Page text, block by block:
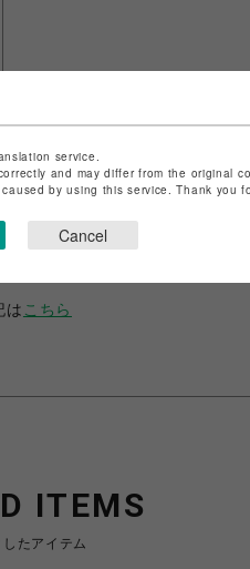
は こちら
ITEMS
たアイテム
service.
and may differ from the original
by using this service. Thank you
Cancel